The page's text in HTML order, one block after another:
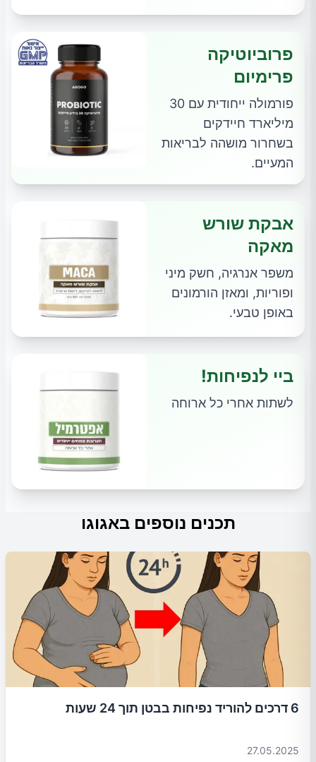
פרוביוטיקה
פרימיום
פורמולה ייחודית עם 30
מיליארד חיידקים
בשחרור מושהה לבריאות
המעיים.
אבקת שורש
מאקה
משפר אנרגיה, חשק מיני
ופוריות, ומאזן הורמונים
באופן טבעי.
ביי לנפיחות!
לשתות אחרי כל ארוחה
תכנים נוספים באגוגו
6 דרכים להוריד נפיחות בבטן תוך 24 שעות
27.05.2025